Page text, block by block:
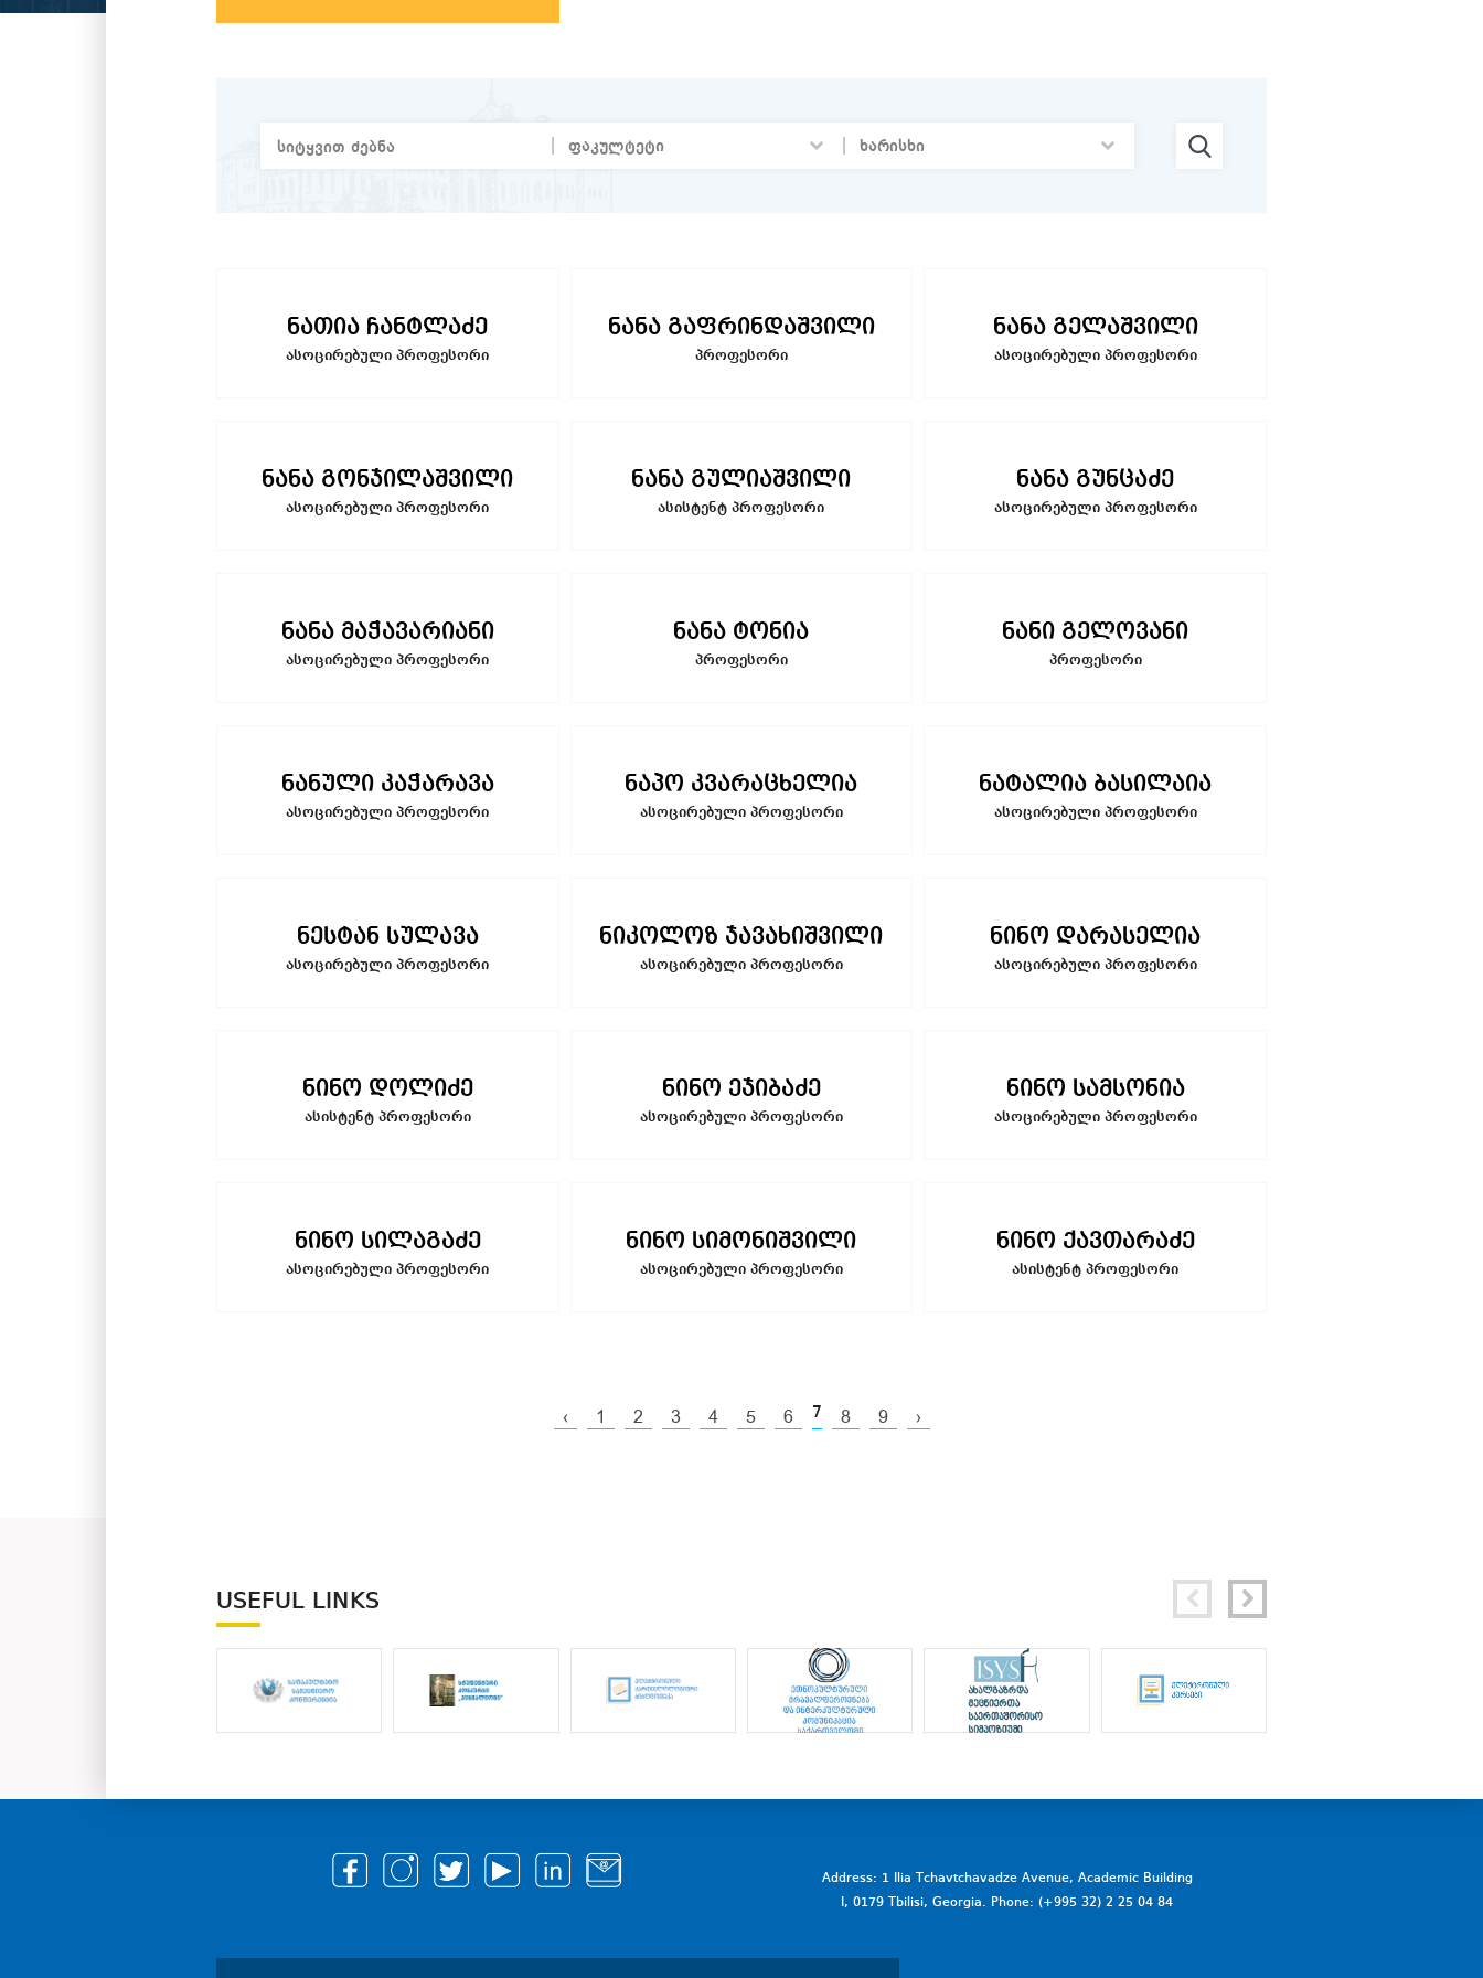
ნათია ჩანტლაძე
ასოცირებული პროფესორი
ნანა გაფრინდაშვილი
პროფესორი
ნანა გელაშვილი
ასოცირებული პროფესორი
ნანა გონჯილაშვილი
ასოცირებული პროფესორი
ნანა გულიაშვილი
ასისტენტ პროფესორი
ნანა გუნცაძე
ასოცირებული პროფესორი
ნანა მაჭავარიანი
ასოცირებული პროფესორი
ნანა ტონია
პროფესორი
ნანი გელოვანი
პროფესორი
ნანული კაჭარავა
ასოცირებული პროფესორი
ნაპო კვარაცხელია
ასოცირებული პროფესორი
ნატალია ბასილაია
ასოცირებული პროფესორი
ნესტან სულავა
ასოცირებული პროფესორი
ნიკოლოზ ჯავახიშვილი
ასოცირებული პროფესორი
ნინო დარასელია
ასოცირებული პროფესორი
ნინო დოლიძე
ასისტენტ პროფესორი
ნინო ეჯიბაძე
ასოცირებული პროფესორი
ნინო სამსონია
ასოცირებული პროფესორი
ნინო სილაგაძე
ასოცირებული პროფესორი
ნინო სიმონიშვილი
ასოცირებული პროფესორი
ნინო ქავთარაძე
ასისტენტ პროფესორი
‹ 1 2 3 4 5 6 7 8 9 ›
USEFUL LINKS
Address: 1 Ilia Tchavtchavadze Avenue, Academic Building
I, 0179 Tbilisi, Georgia. Phone: (+995 32) 2 25 04 84